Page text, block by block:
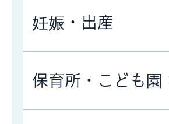
妊娠・出産
保育所・こども園